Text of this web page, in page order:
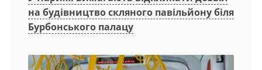
на будівництво скляного павільйону біля
Бурбонського палацу